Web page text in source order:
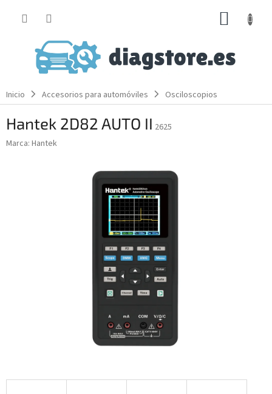
CESTA
Inicio Accesorios para automóviles Osciloscopios
Hantek 2D82 AUTO II 2625
Marca: Hantek